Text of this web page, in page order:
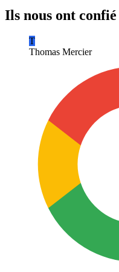
Ils nous ont
T
Thomas Mercier